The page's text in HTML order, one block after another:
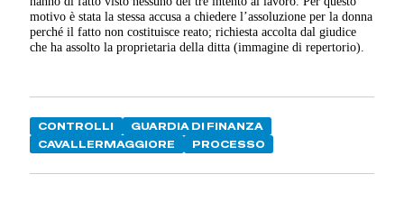
motivo è stata la stessa accusa a chiedere l’assoluzione per la donna
perché il fatto non costituisce reato; richiesta accolta dal giudice
che ha assolto la proprietaria della ditta (immagine di repertorio).
CONTROLLI
GUARDIA DI FINANZA
CAVALLERMAGGIORE
PROCESSO